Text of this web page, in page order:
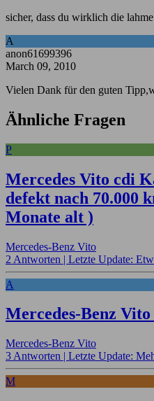
sicher, dass du wirklich die
A
anon61699396
March 09, 2010
Vielen Dank für den guten
Ähnliche Fragen
P
Mercedes Vito cdi
defekt nach 70.000
Monate alt )
Mercedes-Benz Vito
2 Antworten | Letzte Update:
A
Mercedes-Benz
Mercedes-Benz Vito
3 Antworten | Letzte Update:
M